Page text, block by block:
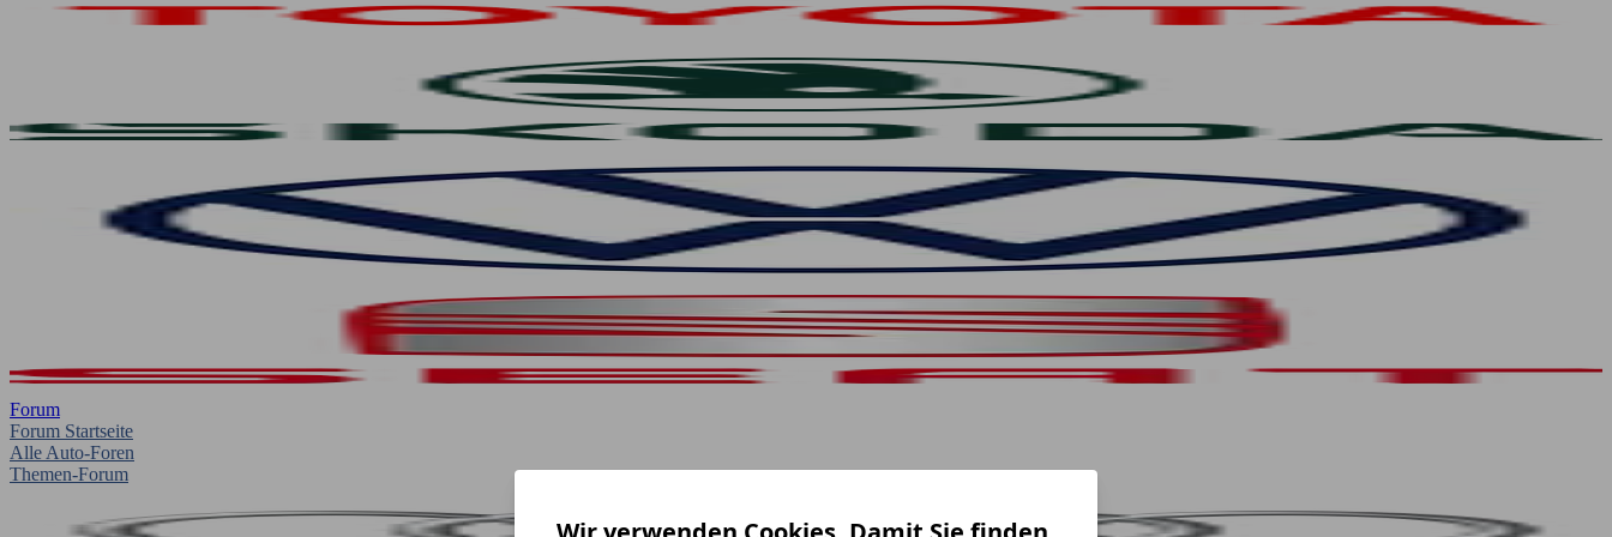
Forum
Forum Startseite
Alle Auto-Foren
Themen-Forum